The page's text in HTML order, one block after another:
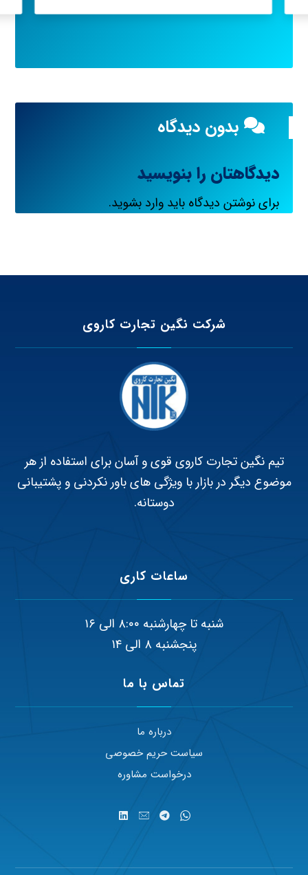
بدون دیدگاه
دیدگاهتان را بنویسید
برای نوشتن دیدگاه بایدوارد بشوید.
شرکت نگین تجارت کاروی
تیم نگین تجارت کاروی قوی و آسان برای استفاده از هر
موضوع دیگر در بازار با ویژگی های باور نکردنی و پشتیبانی
دوستانه.
ساعات کاری
شنبه تا چهارشنبه ۸:۰۰ الی ۱۶
پنجشنبه ۸ الی ۱۴
تماس با ما
درباره ما
سیاست حریم خصوصی
درخواست مشاوره